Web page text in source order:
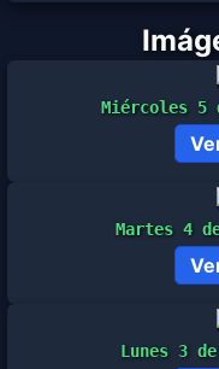
Miércoles 5
Martes 4
Lunes 3